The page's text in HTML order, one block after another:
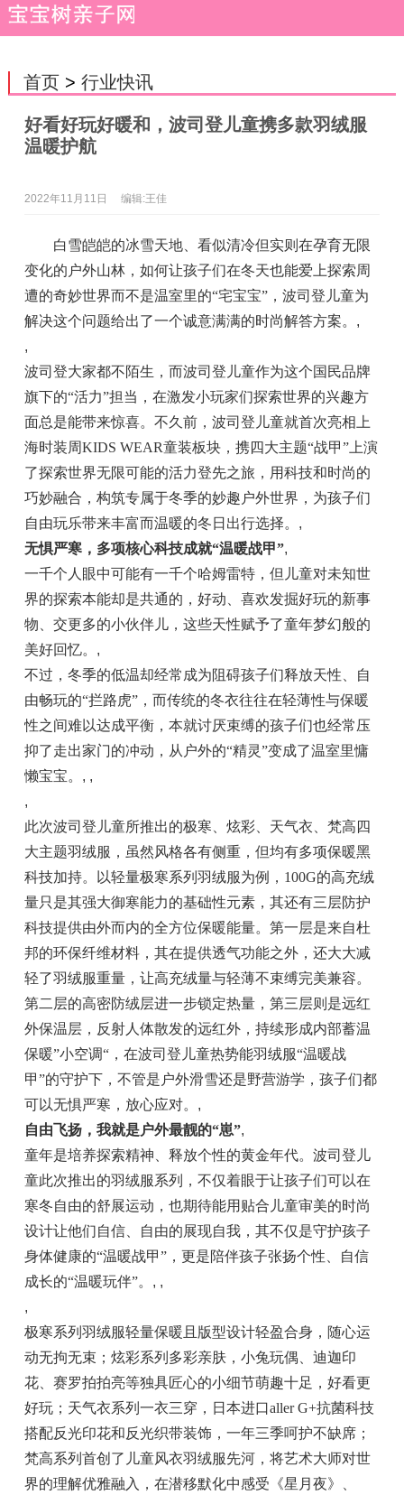
首页> 行业快讯
好看好玩好暖和，波司登儿童携多款羽绒服
温暖护航
2022年11月11日 编辑:王佳
白雪皑皑的冰雪天地、看似清冷但实则在孕育无限
变化的户外山林，如何让孩子们在冬天也能爱上探索周
遭的奇妙世界而不是温室里的“宅宝宝”，波司登儿童为
解决这个问题给出了一个诚意满满的时尚解答方案。 ,
,
波司登大家都不陌生，而波司登儿童作为这个国民品牌
旗下的“活力”担当，在激发小玩家们探索世界的兴趣方
面总是能带来惊喜。不久前，波司登儿童就首次亮相上
海时装周KIDS WEAR童装板块，携四大主题“战甲”上演
了探索世界无限可能的活力登先之旅，用科技和时尚的
巧妙融合，构筑专属于冬季的妙趣户外世界，为孩子们
自由玩乐带来丰富而温暖的冬日出行选择。 ,
无惧严寒，多项核心科技成就“温暖战甲”,
一千个人眼中可能有一千个哈姆雷特，但儿童对未知世
界的探索本能却是共通的，好动、喜欢发掘好玩的新事
物、交更多的小伙伴儿，这些天性赋予了童年梦幻般的
美好回忆。 ,
不过，冬季的低温却经常成为阻碍孩子们释放天性、自
由畅玩的“拦路虎”，而传统的冬衣往往在轻薄性与保暖
性之间难以达成平衡，本就讨厌束缚的孩子们也经常压
抑了走出家门的冲动，从户外的“精灵”变成了温室里慵
懒宝宝。 , ,
,
此次波司登儿童所推出的极寒、炫彩、天气衣、梵高四
大主题羽绒服，虽然风格各有侧重，但均有多项保暖黑
科技加持。以轻量极寒系列羽绒服为例，100G的高充绒
量只是其强大御寒能力的基础性元素，其还有三层防护
科技提供由外而内的全方位保暖能量。第一层是来自杜
邦的环保纤维材料，其在提供透气功能之外，还大大减
轻了羽绒服重量，让高充绒量与轻薄不束缚完美兼容。
第二层的高密防绒层进一步锁定热量，第三层则是远红
外保温层，反射人体散发的远红外，持续形成内部蓄温
保暖”小空调“，在波司登儿童热势能羽绒服“温暖战
甲”的守护下，不管是户外滑雪还是野营游学，孩子们都
可以无惧严寒，放心应对。 ,
自由飞扬，我就是户外最靓的“崽”,
童年是培养探索精神、释放个性的黄金年代。波司登儿
童此次推出的羽绒服系列，不仅着眼于让孩子们可以在
寒冬自由的舒展运动，也期待能用贴合儿童审美的时尚
设计让他们自信、自由的展现自我，其不仅是守护孩子
身体健康的“温暖战甲”，更是陪伴孩子张扬个性、自信
成长的“温暖玩伴”。 , ,
,
极寒系列羽绒服轻量保暖且版型设计轻盈合身，随心运
动无拘无束；炫彩系列多彩亲肤，小兔玩偶、迪迦印
花、赛罗拍拍亮等独具匠心的小细节萌趣十足，好看更
好玩；天气衣系列一衣三穿，日本进口aller G+抗菌科技
搭配反光印花和反光织带装饰，一年三季呵护不缺席；
梵高系列首创了儿童风衣羽绒服先河，将艺术大师对世
界的理解优雅融入，在潜移默化中感受《星月夜》、